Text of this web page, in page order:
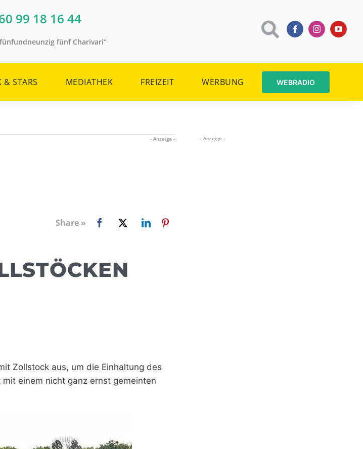
99 18 16 44
fünf Charivari“
& STARS MEDIATHEK FREIZEIT WERBUNG WEBRADIO
- Anzeige -
Share »
Zollstock aus, um die Einhaltung des
einem nicht ganz ernst gemeinten
- Anzeige -